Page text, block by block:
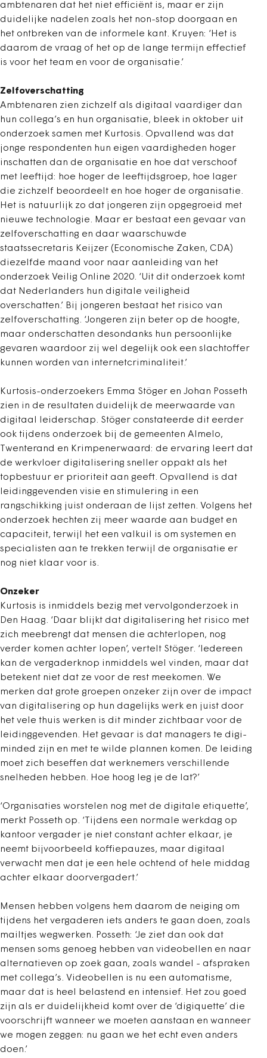
ambtenaren dat het niet efficiënt is, maar er zijn
duidelijke nadelen zoals het non-stop doorgaan en
het ontbreken van de informele kant. Kruyen: ‘Het is
daarom de vraag of het op de lange termijn effectief
is voor het team en voor de organisatie.’
Zelfoverschatting
Ambtenaren zien zichzelf als digitaal vaardiger dan
hun collega’s en hun organisatie, bleek in oktober uit
onderzoek samen met Kurtosis. Opvallend was dat
jonge respondenten hun eigen vaardigheden hoger
inschatten dan de organisatie en hoe dat verschoof
met leeftijd: hoe hoger de leeftijdsgroep, hoe lager
die zichzelf beoordeelt en hoe hoger de organisatie.
Het is natuurlijk zo dat jongeren zijn opgegroeid met
nieuwe technologie. Maar er bestaat een gevaar van
zelfoverschatting en daar waarschuwde
staatssecretaris Keijzer (Economische Zaken, CDA)
diezelfde maand voor naar aanleiding van het
onderzoek Veilig Online 2020. ‘Uit dit onderzoek komt
dat Nederlanders hun digitale veiligheid
overschatten.’ Bij jongeren bestaat het risico van
zelfoverschatting. ‘Jongeren zijn beter op de hoogte,
maar onderschatten desondanks hun persoonlijke
gevaren waardoor zij wel degelijk ook een slachtoffer
kunnen worden van internetcriminaliteit.’
Kurtosis-onderzoekers Emma Stöger en Johan Posseth
zien in de resultaten duidelijk de meerwaarde van
digitaal leiderschap. Stöger constateerde dit eerder
ook tijdens onderzoek bij de gemeenten Almelo,
Twenterand en Krimpenerwaard: de ervaring leert dat
de werkvloer digitalisering sneller oppakt als het
topbestuur er prioriteit aan geeft. Opvallend is dat
leidinggevenden visie en stimulering in een
rangschikking juist onderaan de lijst zetten. Volgens het
onderzoek hechten zij meer waarde aan budget en
capaciteit, terwijl het een valkuil is om systemen en
specialisten aan te trekken terwijl de organisatie er
nog niet klaar voor is.
Onzeker
Kurtosis is inmiddels bezig met vervolgonderzoek in
Den Haag. ‘Daar blijkt dat digitalisering het risico met
zich meebrengt dat mensen die achterlopen, nog
verder komen achter lopen’, vertelt Stöger. ‘Iedereen
kan de vergaderknop inmiddels wel vinden, maar dat
betekent niet dat ze voor de rest meekomen. We
merken dat grote groepen onzeker zijn over de impact
van digitalisering op hun dagelijks werk en juist door
het vele thuis werken is dit minder zichtbaar voor de
leidinggevenden. Het gevaar is dat managers te digi-
minded zijn en met te wilde plannen komen. De leiding
moet zich beseffen dat werknemers verschillende
snelheden hebben. Hoe hoog leg je de lat?’
‘Organisaties worstelen nog met de digitale etiquette’,
merkt Posseth op. ‘Tijdens een normale werkdag op
kantoor vergader je niet constant achter elkaar, je
neemt bijvoorbeeld koffiepauzes, maar digitaal
verwacht men dat je een hele ochtend of hele middag
achter elkaar doorvergadert.’
Mensen hebben volgens hem daarom de neiging om
tijdens het vergaderen iets anders te gaan doen, zoals
mailtjes wegwerken. Posseth: ‘Je ziet dan ook dat
mensen soms genoeg hebben van videobellen en naar
alternatieven op zoek gaan, zoals wandel - afspraken
met collega’s. Videobellen is nu een automatisme,
maar dat is heel belastend en intensief. Het zou goed
zijn als er duidelijkheid komt over de ‘digiquette’ die
voorschrijft wanneer we moeten aanstaan en wanneer
we mogen zeggen: nu gaan we het echt even anders
doen.’